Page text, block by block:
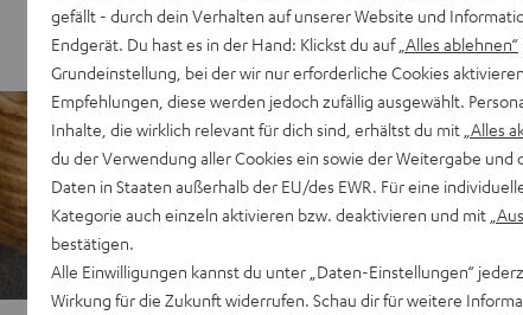
ALLE BEWERTUNGEN
gefällt - durch dein Verhalten auf unserer Website und
Endgerät. Du hast es in der Hand: Klickst du auf „Alles ablehnen“
Grundeinstellung, bei der wir nur erforderliche Cookies
Empfehlungen, diese werden jedoch zufällig ausgewählt.
Inhalte, die wirklich relevant für dich sind, erhältst du mit „Alles
du der Verwendung aller Cookies ein sowie der Weitergabe
Daten in Staaten außerhalb der EU/des EWR. Für eine
Kategorie auch einzeln aktivieren bzw. deaktivieren und mit
bestätigen.
Alle Einwilligungen kannst du unter „Daten-Einstellungen“
Wirkung für die Zukunft widerrufen. Schau dir für weitere